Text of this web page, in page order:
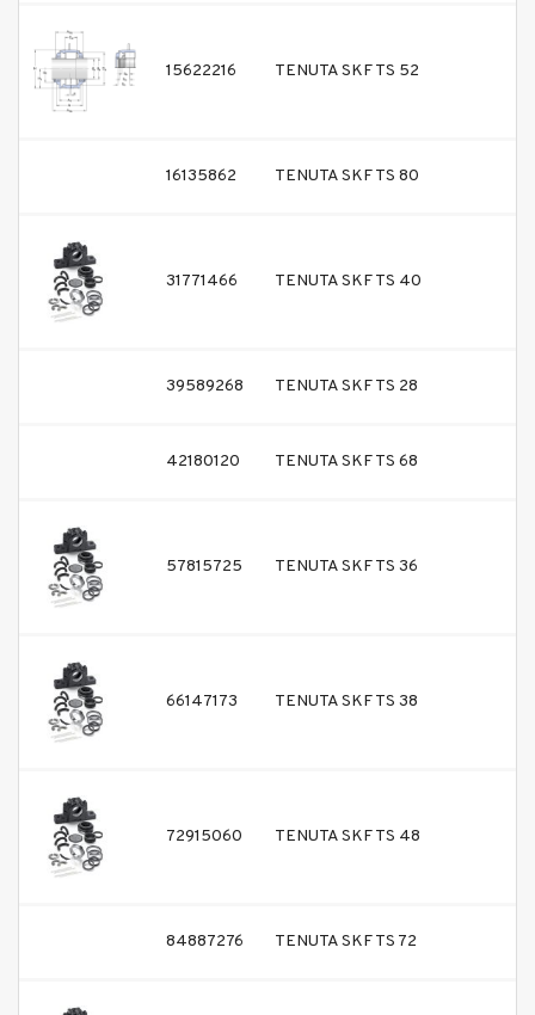
15622216 TENUTA SKF TS 52
16135862 TENUTA SKF TS 80
31771466 TENUTA SKF TS 40
39589268 TENUTA SKF TS 28
42180120 TENUTA SKF TS 68
57815725 TENUTA SKF TS 36
66147173 TENUTA SKF TS 38
72915060 TENUTA SKF TS 48
84887276 TENUTA SKF TS 72